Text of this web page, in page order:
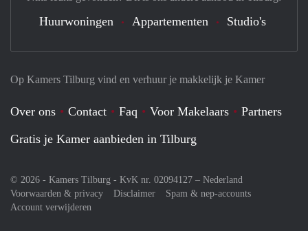
Op Kamers Tilburg vind en verhuur je makkelijk je Kamer
Over ons Contact Faq Voor Makelaars
Partners
Gratis je Kamer aanbieden in Tilburg
© 2026 - Kamers Tilburg - KvK nr. 02094127 – Nederland
Voorwaarden & privacy
Disclaimer
Spam & nep-accounts
Account verwijderen
Huurwoningen Appartementen Studio's